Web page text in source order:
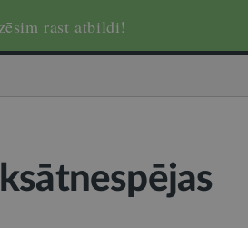
rast atbildi!